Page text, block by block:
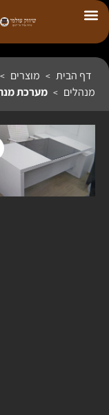
דף הבית > מוצרים >
מנהלים > מערכת